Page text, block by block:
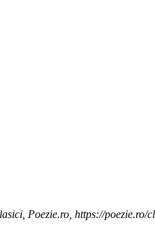
Poezie.ro, https://poezie.ro/